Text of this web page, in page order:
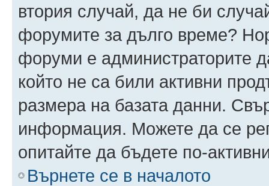
втория случай, да не би
форумите за дълго време?
форуми е администраторите
който не са били активни
размера на базата данни.
информация. Можете да се
опитайте да бъдете по-
Върнете се в началото